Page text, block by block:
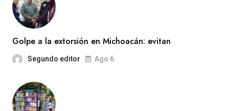
Golpe a la extorsión en Michoacán: evitan
Segundo editor Ago 6